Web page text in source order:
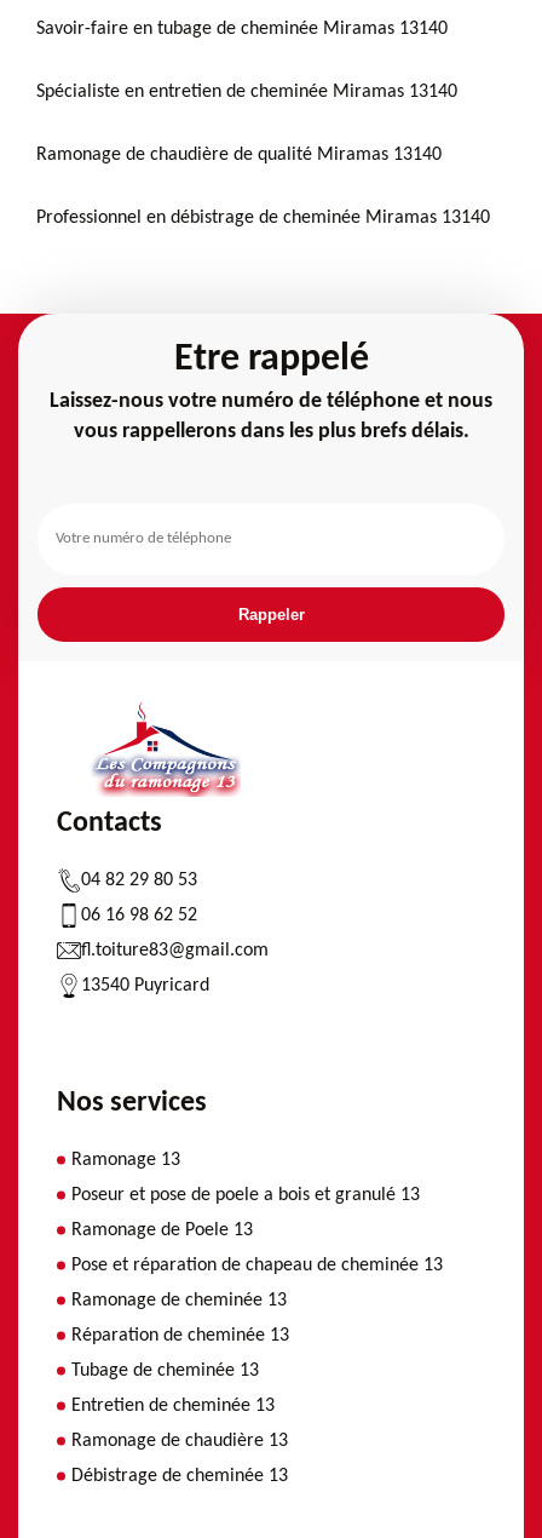
Savoir-faire en tubage de cheminée Miramas 13140
Spécialiste en entretien de cheminée Miramas 13140
Ramonage de chaudière de qualité Miramas 13140
Professionnel en débistrage de cheminée Miramas 13140
Etre rappelé
Laissez-nous votre numéro de téléphone et nous
vous rappellerons dans les plus brefs délais.
Contacts
04 82 29 80 53
06 16 98 62 52
fl.toiture83@gmail.com
13540 Puyricard
Nos services
Ramonage 13
Poseur et pose de poele a bois et granulé 13
Ramonage de Poele 13
Pose et réparation de chapeau de cheminée 13
Ramonage de cheminée 13
Réparation de cheminée 13
Tubage de cheminée 13
Entretien de cheminée 13
Ramonage de chaudière 13
Débistrage de cheminée 13